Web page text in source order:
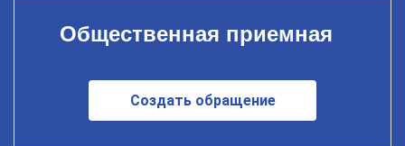
Общественная приемная
Создать обращение